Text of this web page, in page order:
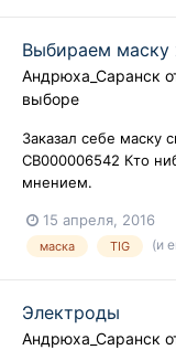
Выбираем маску
Андрюха_Саранск
выборе
Заказал себе маску
СВ000006542 Кто
мнением.
15 апреля, 2016
маска TIG (и
Электроды
Андрюха_Саранск